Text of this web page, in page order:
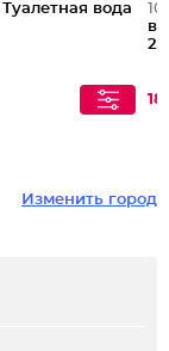
Туалетная вода
Изменить город